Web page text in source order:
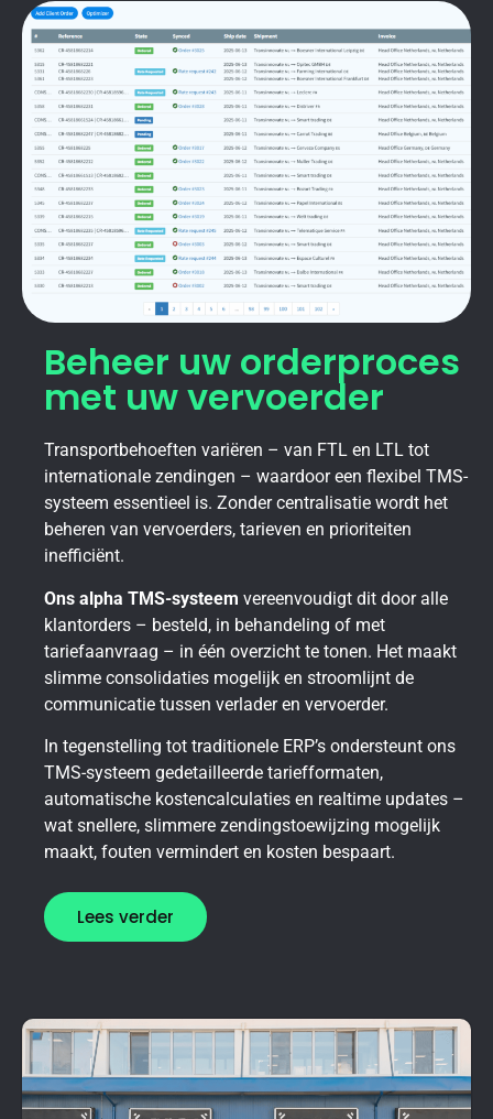
Beheer uw orderproces
met uw vervoerder
Transportbehoeften variëren – van FTL en LTL tot
internationale zendingen – waardoor een flexibel TMS-
systeem essentieel is. Zonder centralisatie wordt het
beheren van vervoerders, tarieven en prioriteiten
inefficiënt.
Ons alpha TMS-systeem vereenvoudigt dit door alle
klantorders – besteld, in behandeling of met
tariefaanvraag – in één overzicht te tonen. Het maakt
slimme consolidaties mogelijk en stroomlijnt de
communicatie tussen verlader en vervoerder.
In tegenstelling tot traditionele ERP’s ondersteunt ons
TMS-systeem gedetailleerde tariefformaten,
automatische kostencalculaties en realtime updates –
wat snellere, slimmere zendingstoewijzing mogelijk
maakt, fouten vermindert en kosten bespaart.
Lees verder